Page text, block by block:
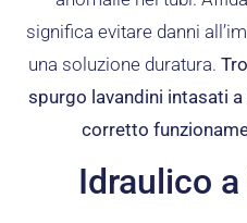
significa evitare danni
una soluzione duratura.
spurgo lavandini intasati
corretto
Idraulico